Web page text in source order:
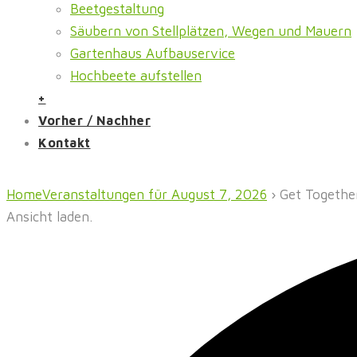
Beetgestaltung
Säubern von Stellplätzen, Wegen und Mauern
Gartenhaus Aufbauservice
Hochbeete aufstellen
+
Vorher / Nachher
Kontakt
HomeVeranstaltungen für August 7, 2026 › Get
Ansicht laden.